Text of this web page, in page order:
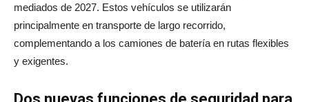
mediados de 2027. Estos vehículos se utilizarán
principalmente en transporte de largo recorrido,
complementando a los camiones de batería en rutas flexibles
y exigentes.